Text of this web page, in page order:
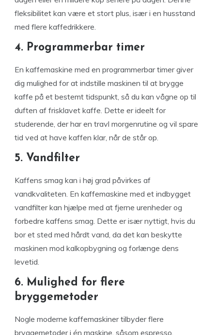
fleksibilitet kan være et stort plus, især i en husstand
med flere kaffedrikkere.
4. Programmerbar timer
En kaffemaskine med en programmerbar timer giver
dig mulighed for at indstille maskinen til at brygge
kaffe på et bestemt tidspunkt, så du kan vågne op til
duften af frisklavet kaffe. Dette er ideelt for
studerende, der har en travl morgenrutine og vil spare
tid ved at have kaffen klar, når de står op.
5. Vandfilter
Kaffens smag kan i høj grad påvirkes af
vandkvaliteten. En kaffemaskine med et indbygget
vandfilter kan hjælpe med at fjerne urenheder og
forbedre kaffens smag. Dette er især nyttigt, hvis du
bor et sted med hårdt vand, da det kan beskytte
maskinen mod kalkopbygning og forlænge dens
levetid.
6. Mulighed for flere
bryggemetoder
Nogle moderne kaffemaskiner tilbyder flere
bryggemetoder i én maskine, såsom espresso,